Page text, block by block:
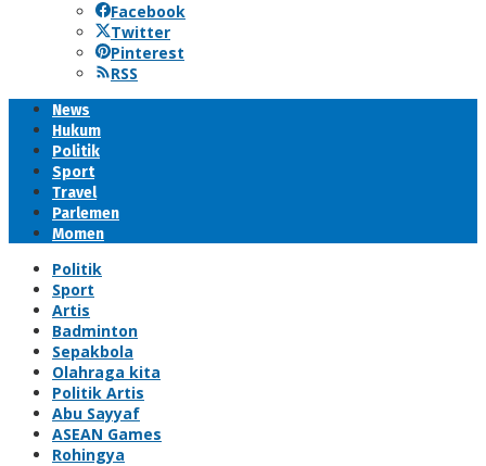
Facebook
Twitter
Pinterest
RSS
News
Hukum
Politik
Sport
Travel
Parlemen
Momen
Politik
Sport
Artis
Badminton
Sepakbola
Olahraga kita
Politik Artis
Abu Sayyaf
ASEAN Games
Rohingya